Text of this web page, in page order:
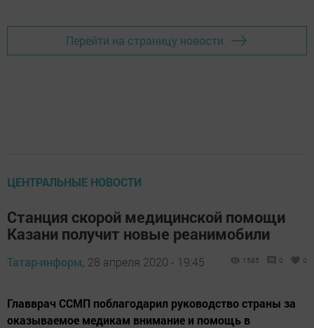
Перейти на страницу новости
ЦЕНТРАЛЬНЫЕ НОВОСТИ
Станция скорой медицинской помощи
Казани получит новые реанимобили
Татар-информ, 28 апреля 2020 - 19:45 1585 0 0
Главврач ССМП поблагодарил руководство страны за
оказываемое медикам внимание и помощь в